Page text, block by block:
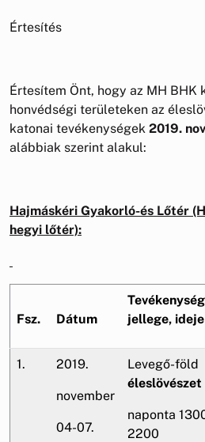
Értesítés
Értesítem Önt, hogy az MH BHK
honvédségi területeken az
katonai tevékenységek 2019.
alábbiak szerint alakul:
Hajmáskéri Gyakorló-és Lőtér
hegyi lőtér):
Fsz. Dátum
Tevékenység
jellege, ideje
1. 2019.
november
04-07.
Levegő-föld
éleslövészet
naponta
2200